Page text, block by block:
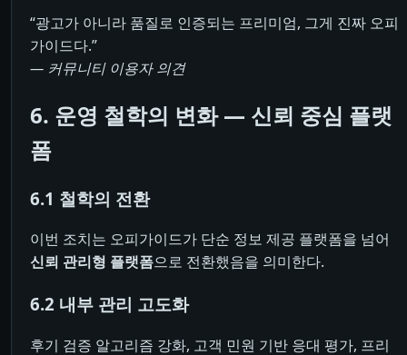
“광고가 아니라 품질로 인증되는 프리미엄, 그게 진짜 오피
가이드다.”
— 커뮤니티 이용자 의견
6. 운영 철학의 변화 ― 신뢰 중심 플랫
폼
6.1 철학의 전환
이번 조치는 오피가이드가 단순 정보 제공 플랫폼을 넘어
신뢰 관리형 플랫폼으로 전환했음을 의미한다.
6.2 내부 관리 고도화
후기 검증 알고리즘 강화, 고객 민원 기반 응대 평가, 프리